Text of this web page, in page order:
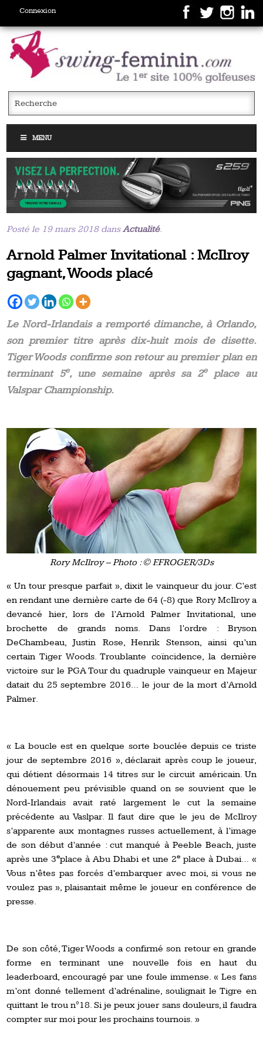
Connexion
MENU
Posté le 19 mars 2018 dansActualité.
Arnold Palmer Invitational : McIlroy
gagnant, Woods placé
Le Nord-Irlandais a remporté dimanche, à Orlando,
son premier titre après dix-huit mois de disette.
Tiger Woods confirme son retour au premier plan en
terminant 5e, une semaine après sa 2eplace au
Valspar Championship.
Rory McIlroy – Photo : © F.FROGER/3Ds
« Un tour presque parfait », dixit le vainqueur du jour. C’est
en rendant une dernière carte de 64 (-8) que Rory McIlroy a
devancé hier, lors de l’Arnold Palmer Invitational, une
brochette de grands noms. Dans l’ordre : Bryson
DeChambeau, Justin Rose, Henrik Stenson, ainsi qu’un
certain Tiger Woods. Troublante coïncidence, la dernière
victoire sur le PGA Tour du quadruple vainqueur en Majeur
datait du 25 septembre 2016… le jour de la mort d’Arnold
Palmer.
« La boucle est en quelque sorte bouclée depuis ce triste
jour de septembre 2016 », déclarait après coup le joueur,
qui détient désormais 14 titres sur le circuit américain. Un
dénouement peu prévisible quand on se souvient que le
Nord-Irlandais avait raté largement le cut la semaine
précédente au Vaslpar. Il faut dire que le jeu de McIlroy
s’apparente aux montagnes russes actuellement, à l’image
de son début d’année : cut manqué à Peeble Beach, juste
après une 3eplace à Abu Dhabi et une 2eplace à Dubai… «
Vous n’êtes pas forcés d’embarquer avec moi, si vous ne
voulez pas », plaisantait même le joueur en conférence de
presse.
De son côté, Tiger Woods a confirmé son retour en grande
forme en terminant une nouvelle fois en haut du
leaderboard, encouragé par une foule immense. « Les fans
m’ont donné tellement d’adrénaline, soulignait le Tigre en
quittant le trou n°18. Si je peux jouer sans douleurs, il faudra
compter sur moi pour les prochains tournois. »